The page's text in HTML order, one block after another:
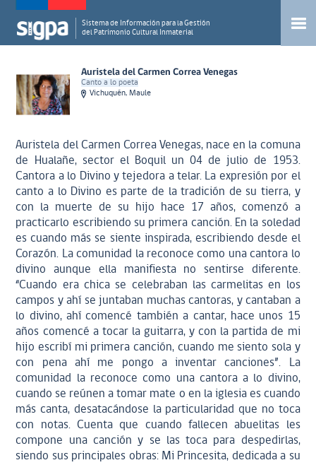
Sistema de Información para la Gestión
del Patrimonio Cultural Inmaterial
Auristela del Carmen Correa Venegas
Canto a lo poeta
Vichuquén, Maule
Auristela del Carmen Correa Venegas, nace en la comuna
de Hualañe, sector el Boquil un 04 de julio de 1953.
Cantora a lo Divino y tejedora a telar. La expresión por el
canto a lo Divino es parte de la tradición de su tierra, y
con la muerte de su hijo hace 17 años, comenzó a
practicarlo escribiendo su primera canción. En la soledad
es cuando más se siente inspirada, escribiendo desde el
Corazón. La comunidad la reconoce como una cantora lo
divino aunque ella manifiesta no sentirse diferente.
“Cuando era chica se celebraban las carmelitas en los
campos y ahí se juntaban muchas cantoras, y cantaban a
lo divino, ahí comencé también a cantar, hace unos 15
años comencé a tocar la guitarra, y con la partida de mi
hijo escribí mi primera canción, cuando me siento sola y
con pena ahí me pongo a inventar canciones”. La
comunidad la reconoce como una cantora a lo divino,
cuando se reúnen a tomar mate o en la iglesia es cuando
más canta, desatacándose la particularidad que no toca
con notas. Cuenta que cuando fallecen abuelitas les
compone una canción y se las toca para despedirlas,
siendo sus principales obras: Mi Princesita, dedicada a su